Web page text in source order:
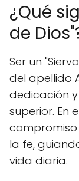
¿Qué
de
Ser un
del apellido
dedicación
superior. En
la fe,
vida diaria.